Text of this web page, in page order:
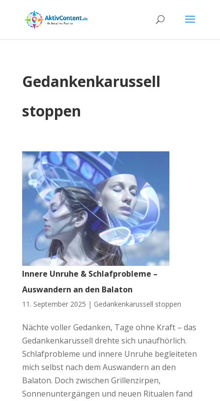
Gedankenkarussell
stoppen
Innere Unruhe & Schlafprobleme –
Auswandern an den Balaton
11. September 2025 | Gedankenkarussell stoppen
Nächte voller Gedanken, Tage ohne Kraft – das
Gedankenkarussell drehte sich unaufhörlich.
Schlafprobleme und innere Unruhe begleiteten
mich selbst nach dem Auswandern an den
Balaton. Doch zwischen Grillenzirpen,
Sonnenuntergängen und neuen Ritualen fand